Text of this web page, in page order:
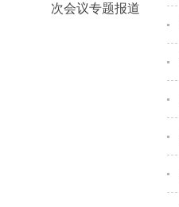
次会议专题报道